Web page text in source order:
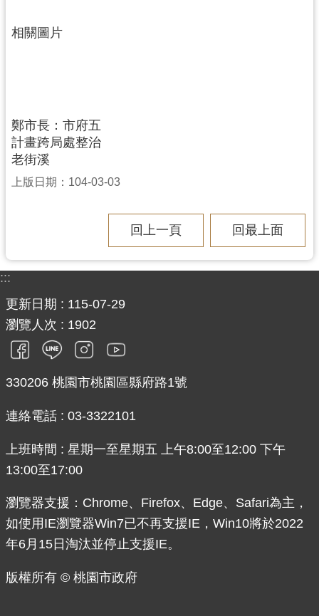
答
府
入
口
網
政
網
站
安
全
政
政
網
站
料
開
放
告
相關圖片
鄭市長：市府五
計畫跨局處整治
老街溪
上版日期：104-03-03
回上一頁 回最上面
:::
更新日期
115-07-29
瀏覽人次
1902
330206 桃園市桃園區縣府路1號
連絡電話 : 03-3322101
上班時間 : 星期一至星期五 上午8:00至12:00 下午
13:00至17:00
瀏覽器支援：Chrome、Firefox、Edge、Safari為主，
如使用IE瀏覽器Win7已不再支援IE，Win10將於2022
年6月15日淘汰並停止支援IE。
版權所有 © 桃園市政府